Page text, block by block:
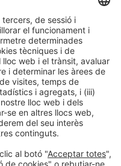
Política de cookies